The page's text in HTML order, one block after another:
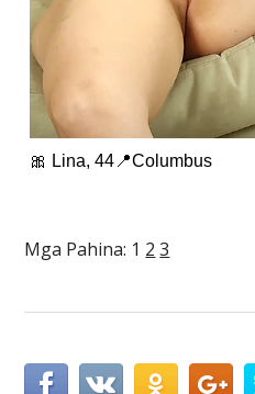
🎀 Lina, 44📍Columbus
Mga Pahina: 1 2 3